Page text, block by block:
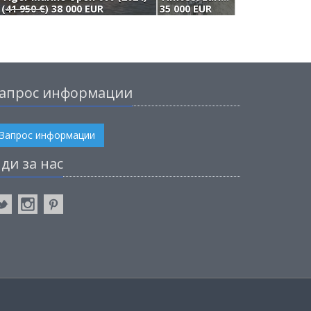
(41 950 €) 38 000 EUR
35 000 EUR
информации
Запрос информации
за нас